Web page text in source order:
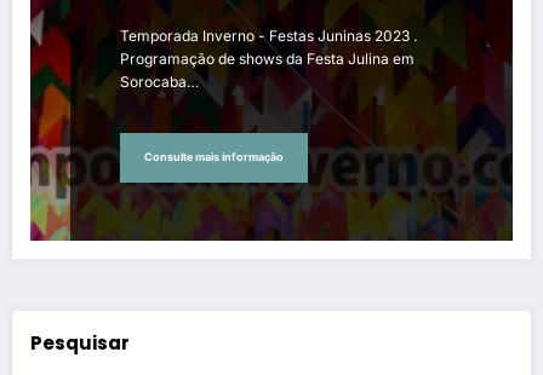
Temporada Inverno - Festas Juninas 2023 .
Programação de shows da Festa Julina em
Sorocaba…
Consulte mais informação
Pesquisar